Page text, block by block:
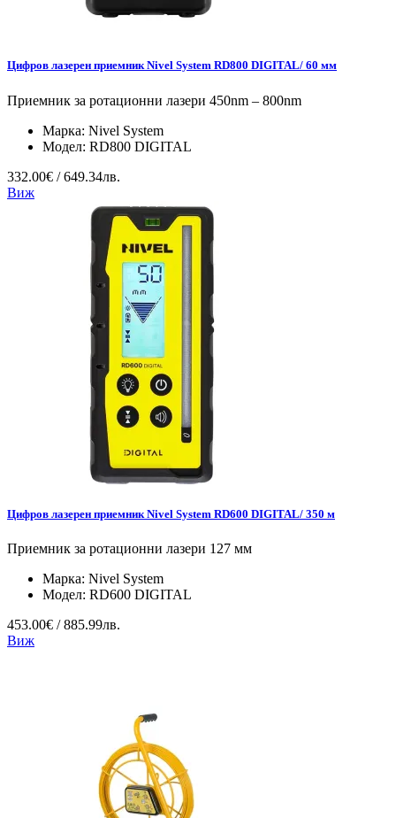
Цифров лазерен приемник Nivel System RD800 DIGITAL/ 60 мм
Приемник за ротационни лазери 450nm – 800nm
Марка: Nivel System
Модел: RD800 DIGITAL
332.00€ / 649.34лв.
Виж
Цифров лазерен приемник Nivel System RD600 DIGITAL/ 350 м
Приемник за ротационни лазери 127 мм
Марка: Nivel System
Модел: RD600 DIGITAL
453.00€ / 885.99лв.
Виж